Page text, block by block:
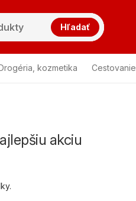
Hľadať
kozmetika Cestovanie
akciu